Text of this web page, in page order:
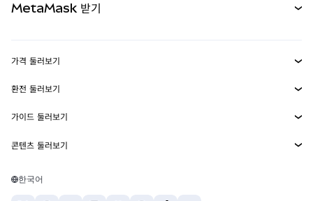
실물자산
MetaMask Connect
Snaps
웹3 서비스
MetaMask 받기
보안
고객 지원
채용
가격 둘러보기
이더리움 가격
솔라나 가격
테더 가격
환전 둘러보기
ETH를 USD로 환전
USDT를 INR로 환전
BTC를 INR로 환전
가이드 둘러보기
ETH 매수
콘텐츠 둘러보기
솔라나 지갑
한국어